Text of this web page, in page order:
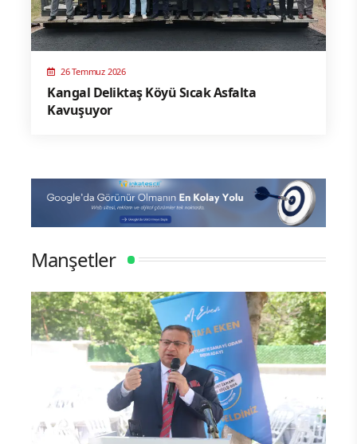
26 Temmuz 2026
Kangal Deliktaş Köyü Sıcak Asfalta
Kavuşuyor
Manşetler